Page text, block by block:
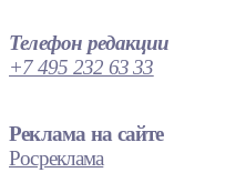
Телефон редакции
+7 495 232 63 33
Реклама на сайте
Росреклама